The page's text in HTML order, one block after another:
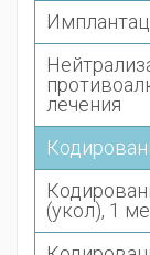
лечения
(укол), 1